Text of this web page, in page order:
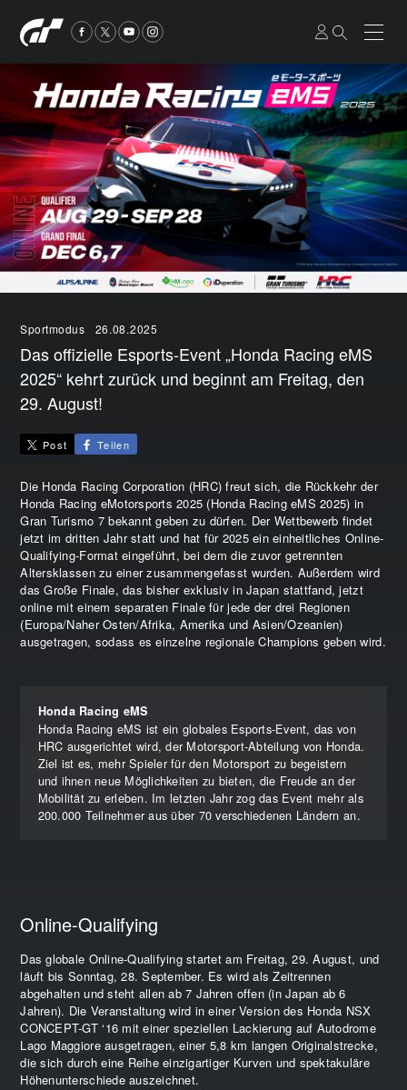
Sportmodus 26.08.2025
Das offizielle Esports-Event „Honda Racing eMS
2025“ kehrt zurück und beginnt am Freitag, den
29. August!
Post Teilen
Die Honda Racing Corporation (HRC) freut sich, die Rückkehr der
Honda Racing eMotorsports 2025 (Honda Racing eMS 2025) in
Gran Turismo 7 bekannt geben zu dürfen. Der Wettbewerb findet
jetzt im dritten Jahr statt und hat für 2025 ein einheitliches Online-
Qualifying-Format eingeführt, bei dem die zuvor getrennten
Altersklassen zu einer zusammengefasst wurden. Außerdem wird
das Große Finale, das bisher exklusiv in Japan stattfand, jetzt
online mit einem separaten Finale für jede der drei Regionen
(Europa/Naher Osten/Afrika, Amerika und Asien/Ozeanien)
ausgetragen, sodass es einzelne regionale Champions geben wird.
Honda Racing eMS
Honda Racing eMS ist ein globales Esports-Event, das von
HRC ausgerichtet wird, der Motorsport-Abteilung von Honda.
Ziel ist es, mehr Spieler für den Motorsport zu begeistern
und ihnen neue Möglichkeiten zu bieten, die Freude an der
Mobilität zu erleben. Im letzten Jahr zog das Event mehr als
200.000 Teilnehmer aus über 70 verschiedenen Ländern an.
Online-Qualifying
Das globale Online-Qualifying startet am Freitag, 29. August, und
läuft bis Sonntag, 28. September. Es wird als Zeitrennen
abgehalten und steht allen ab 7 Jahren offen (in Japan ab 6
Jahren). Die Veranstaltung wird in einer Version des Honda NSX
CONCEPT-GT ‘16 mit einer speziellen Lackierung auf Autodrome
Lago Maggiore ausgetragen, einer 5,8 km langen Originalstrecke,
die sich durch eine Reihe einzigartiger Kurven und spektakuläre
Höhenunterschiede auszeichnet.